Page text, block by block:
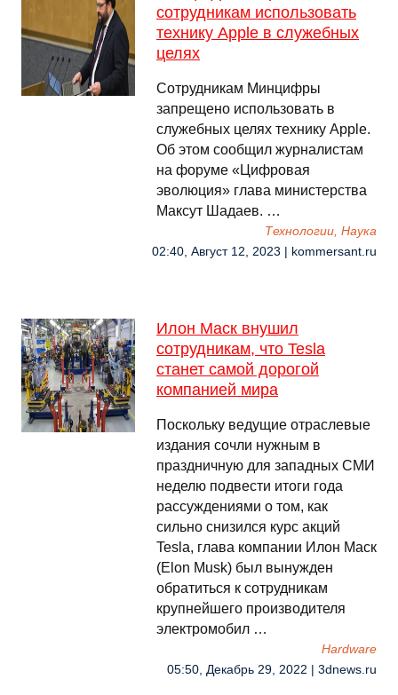
сотрудникам использовать
технику Apple в служебных
целях
Сотрудникам Минцифры
запрещено использовать в
служебных целях технику Apple.
Об этом сообщил журналистам
на форуме «Цифровая
эволюция» глава министерства
Максут Шадаев. …
Технологии, Наука
02:40, Август 12, 2023 | kommersant.ru
Илон Маск внушил
сотрудникам, что Tesla
станет самой дорогой
компанией мира
Поскольку ведущие отраслевые
издания сочли нужным в
праздничную для западных СМИ
неделю подвести итоги года
рассуждениями о том, как
сильно снизился курс акций
Tesla, глава компании Илон Маск
(Elon Musk) был вынужден
обратиться к сотрудникам
крупнейшего производителя
электромобил …
Hardware
05:50, Декабрь 29, 2022 | 3dnews.ru